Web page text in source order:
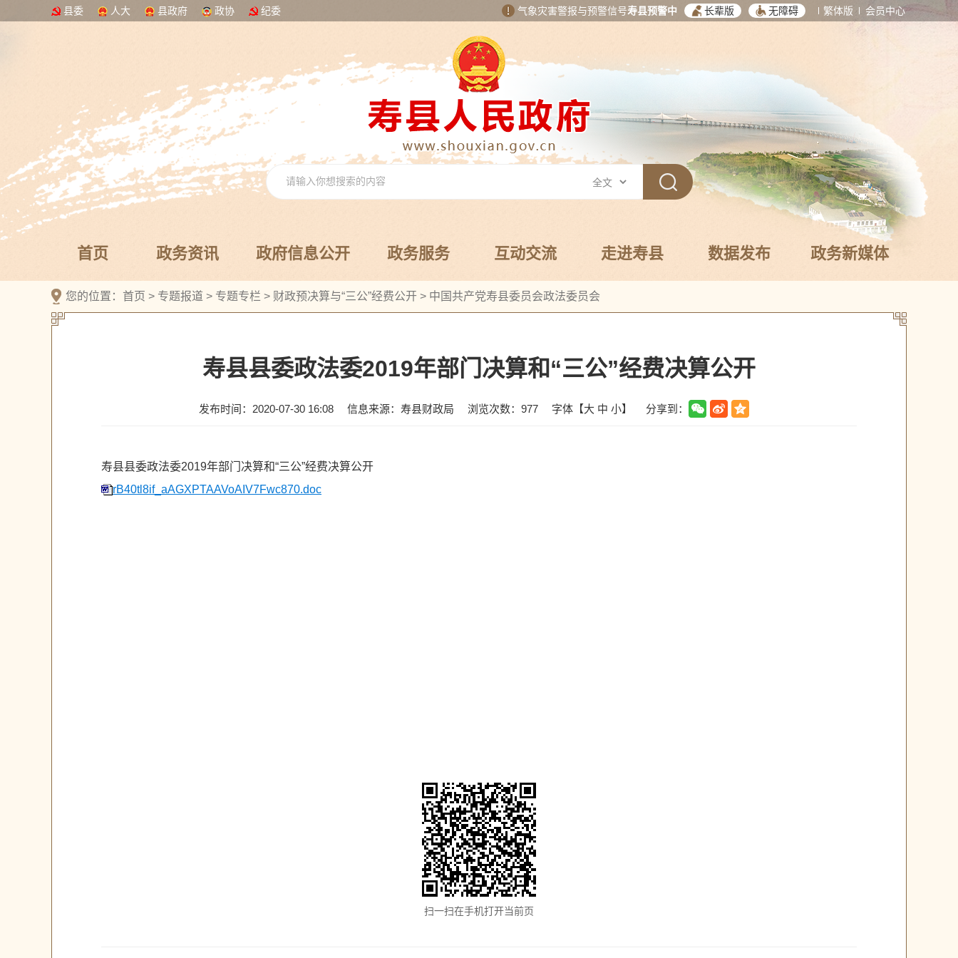
县委 人大 县政府 政协 纪委 气象灾害警报与预警信号寿县预警中 长辈版 无障碍 繁体版 会员中心
首页 政务资讯 政府信息公开 政务服务 互动交流 走进寿县 数据发布 政务新媒体
您的位置： 首页 > 专题报道 > 专题专栏 > 财政预决算与“三公”经费公开 > 中国共产党寿县委员会政法委员会
寿县县委政法委2019年部门决算和“三公”经费决算公开
发布时间：2020-07-30 16:08 信息来源：寿县财政局 浏览次数： 977 字体【大 中 小】 分享到：
寿县县委政法委2019年部门决算和“三公”经费决算公开
rB40tl8if_aAGXPTAAVoAIV7Fwc870.doc
扫一扫在手机打开当前页